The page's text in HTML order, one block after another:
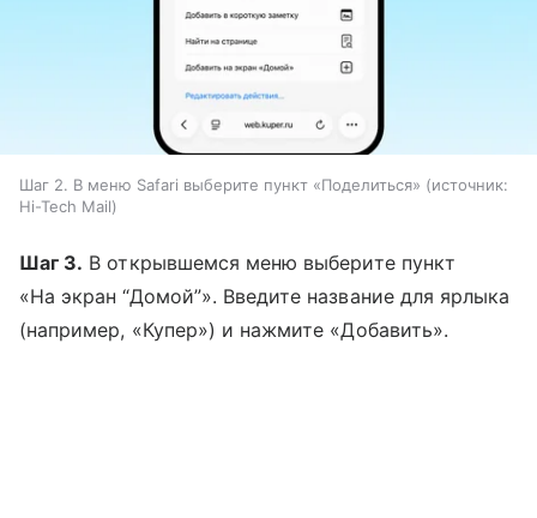
Шаг 2. В меню Safari выберите пункт «Поделиться»
источник:
Hi-Tech Mail
Шаг 3. В открывшемся меню выберите пункт
«На экран “Домой”». Введите название для ярлыка
(например, «Купер») и нажмите «Добавить».